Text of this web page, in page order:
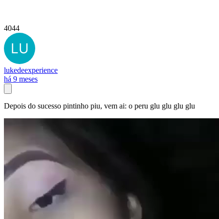
4044
lukedeexperience
há 9 meses
Depois do sucesso pintinho piu, vem ai: o peru glu glu glu glu